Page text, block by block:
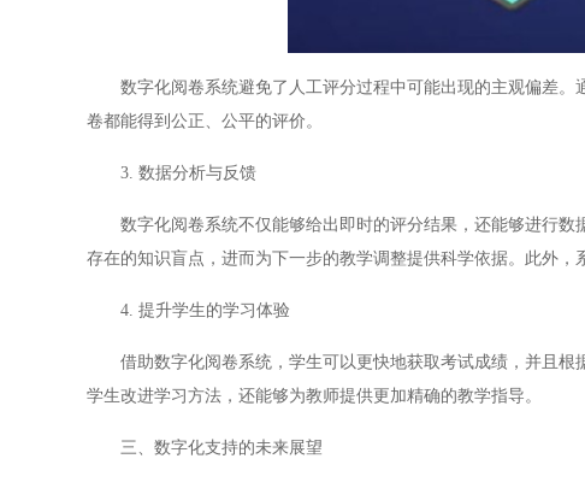
数字化阅卷系统避免了人工评分过程中可能出现的主观偏差。
卷都能得到公正、公平的评价。
3. 数据分析与反馈
数字化阅卷系统不仅能够给出即时的评分结果，还能够进行数
存在的知识盲点，进而为下一步的教学调整提供科学依据。此外
4. 提升学生的学习体验
借助数字化阅卷系统，学生可以更快地获取考试成绩，并且根
学生改进学习方法，还能够为教师提供更加精确的教学指导。
三、数字化支持的未来展望